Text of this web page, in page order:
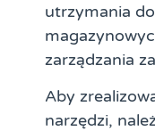
utrzymania
zarządzania
Aby
narzędzi,